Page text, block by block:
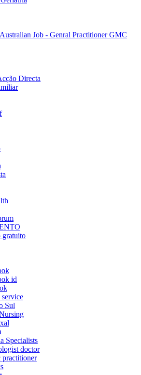
Job - Genral Practitioner GMC
Directa
gratuito
id
service
Sul
Specialists
doctor
practitioner